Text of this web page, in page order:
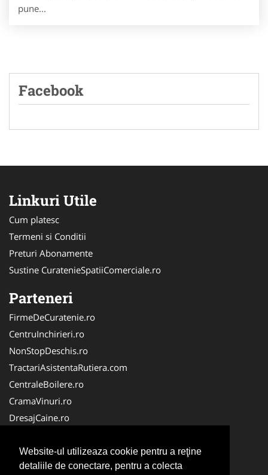
Website-ul utilizeaza cookie pentru a reţine
detaliile de conectare, pentru a colecta
pune...
Facebook
Linkuri Utile
Cum platesc
Termeni si Conditii
Preturi Abonamente
Sustine CuratenieSpatiiComerciale.ro
Parteneri
FirmeDeCuratenie.ro
CentruInchirieri.ro
NonStopDeschis.ro
TractariAsistentaRutiera.com
CentraleBoilere.ro
CramaVinuri.ro
DresajCaine.ro
Alpinist-Utilitar.com
Birouri-Cadastru.ro